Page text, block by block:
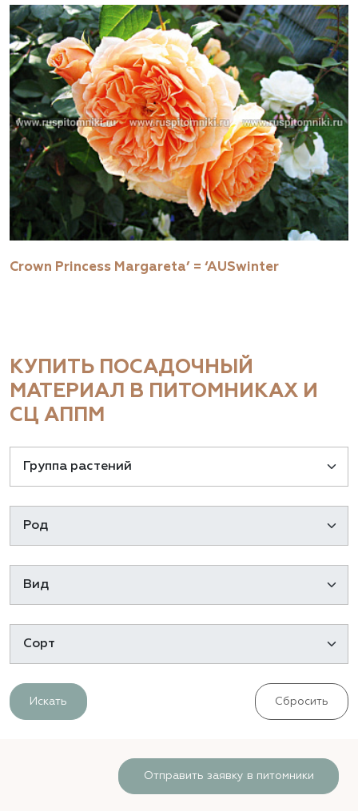
Crown Princess Margareta’ = ‘AUSwinter
КУПИТЬ ПОСАДОЧНЫЙ
МАТЕРИАЛ В ПИТОМНИКАХ И
СЦ АППМ
Искать Сбросить
Отправить заявку в питомники